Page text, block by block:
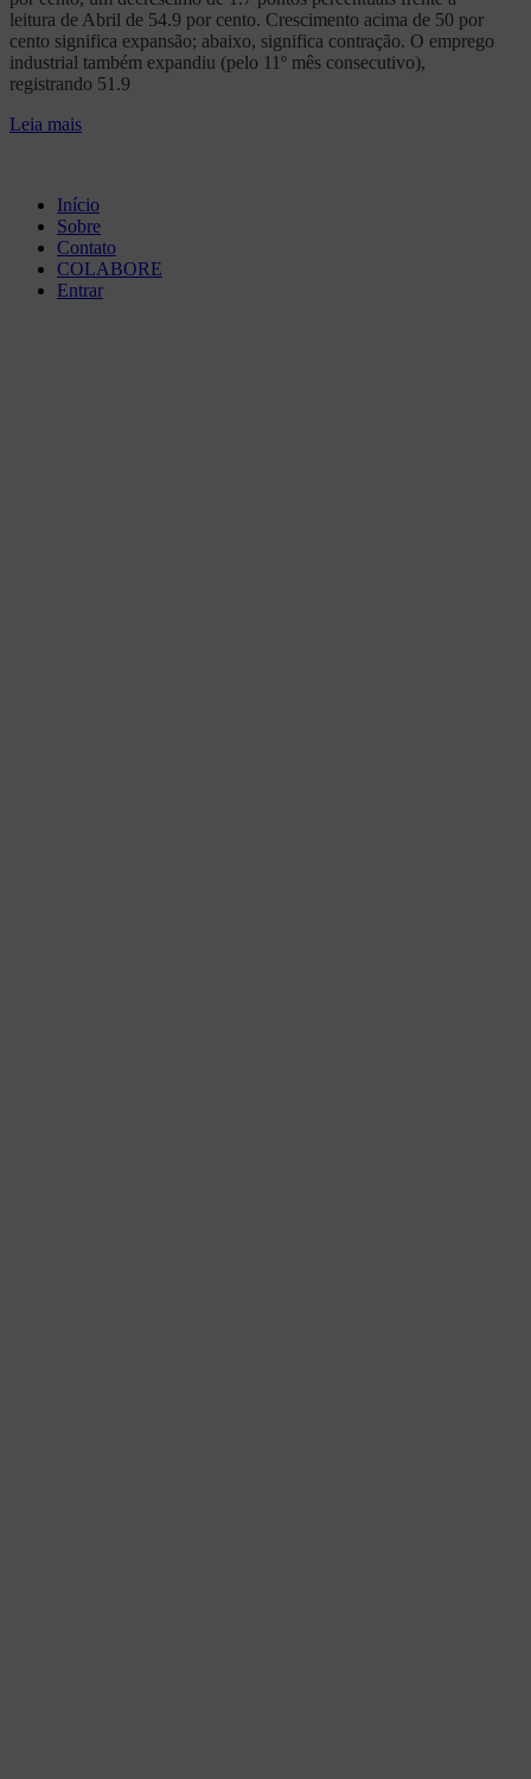
leitura de Abril de 54.9 por cento. Crescimento acima de 50 por
cento significa expansão; abaixo, significa contração. O emprego
industrial também expandiu (pelo 11º mês consecutivo),
registrando 51.9
Leia mais
Início
Sobre
Contato
COLABORE
Entrar